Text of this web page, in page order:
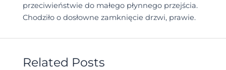
przeciwieństwie do małego płynnego przejścia.
Chodziło o dosłowne zamknięcie drzwi, prawie.
Related Posts